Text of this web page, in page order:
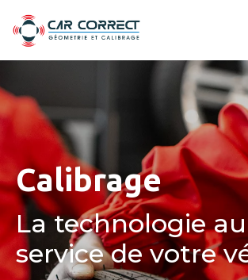
Calibrage
La technologie au
service de votre